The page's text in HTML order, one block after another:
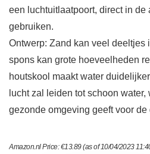
een luchtuitlaatpoort, direct in de
gebruiken.
Ontwerp: Zand kan veel deeltjes
spons kan grote hoeveelheden
houtskool maakt water
lucht zal leiden tot schoon
gezonde omgeving geeft voor de
Amazon.nl Price:€13.89(as of 10/04/2023